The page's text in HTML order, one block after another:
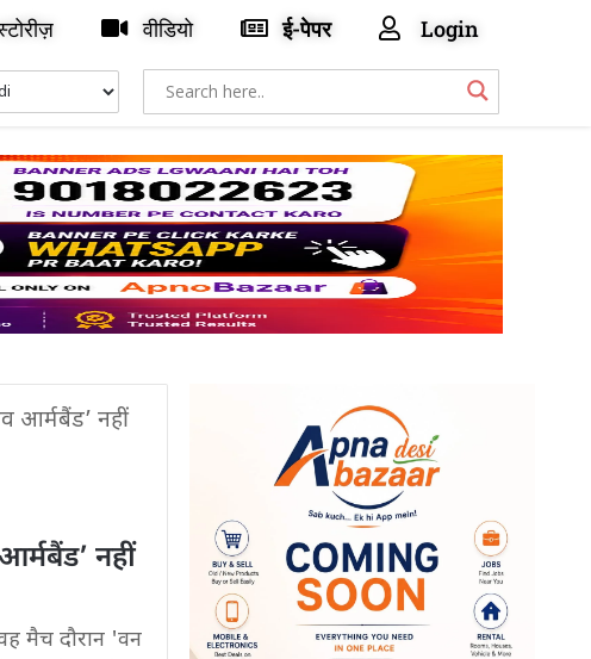
वीडियो ई-पेपर Login
आर्मबैंड’ नहीं
नहीं
मैच दौरान 'वन